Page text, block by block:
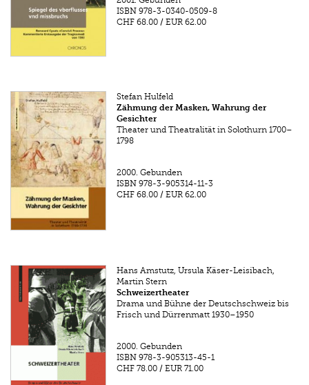
ISBN 978-3-0340-0509-8
CHF 68.00 /EUR 62.00
Stefan Hulfeld
Zähmung der Masken, Wahrung der
Gesichter
Theater und Theatralität in Solothurn 1700–
1798
2000. Gebunden
ISBN 978-3-905314-11-3
CHF 68.00 /EUR 62.00
Hans Amstutz, Ursula Käser-Leisibach,
Martin Stern
Schweizertheater
Drama und Bühne der Deutschschweiz bis
Frisch und Dürrenmatt 1930–1950
2000. Gebunden
ISBN 978-3-905313-45-1
CHF 78.00 /EUR 71.00